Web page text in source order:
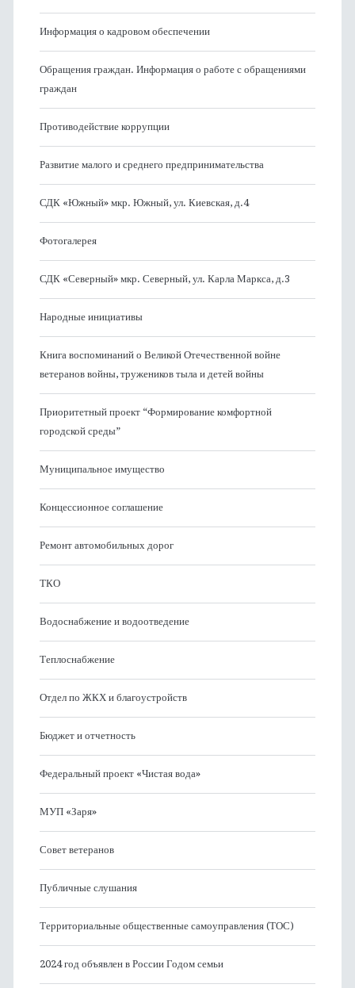
Информация о кадровом обеспечении
Обращения граждан. Информация о работе с обращениями
граждан
Противодействие коррупции
Развитие малого и среднего предпринимательства
СДК «Южный» мкр. Южный, ул. Киевская, д.4
Фотогалерея
СДК «Северный» мкр. Северный, ул. Карла Маркса, д.3
Народные инициативы
Книга воспоминаний о Великой Отечественной войне
ветеранов войны, тружеников тыла и детей войны
Приоритетный проект “Формирование комфортной
городской среды”
Муниципальное имущество
Концессионное соглашение
Ремонт автомобильных дорог
ТКО
Водоснабжение и водоотведение
Теплоснабжение
Отдел по ЖКХ и благоустройств
Бюджет и отчетность
Федеральный проект «Чистая вода»
МУП «Заря»
Совет ветеранов
Публичные слушания
Территориальные общественные самоуправления (ТОС)
2024 год объявлен в России Годом семьи